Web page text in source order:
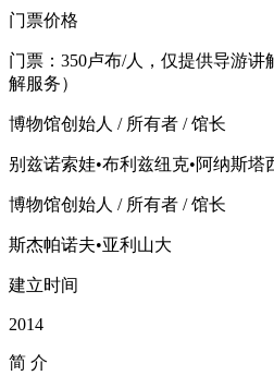
门票价格
门票：350卢布/人，仅提供导游
解服务）
博物馆创始人 / 所有者 / 馆长
别兹诺索娃•布利兹纽克•阿纳斯塔
博物馆创始人 / 所有者 / 馆长
斯杰帕诺夫•亚利山大
建立时间
2014
简 介